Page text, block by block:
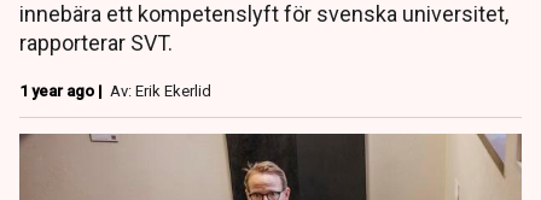
innebära ett kompetenslyft för svenska universitet,
rapporterar SVT.
1 year ago | Av: Erik Ekerlid